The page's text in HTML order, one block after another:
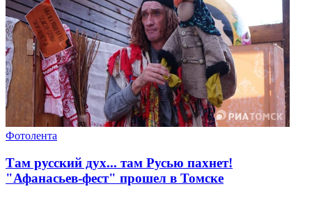
Фотолента
Там русский дух... там Русью пахнет!
"Афанасьев-фест" прошел в Томске